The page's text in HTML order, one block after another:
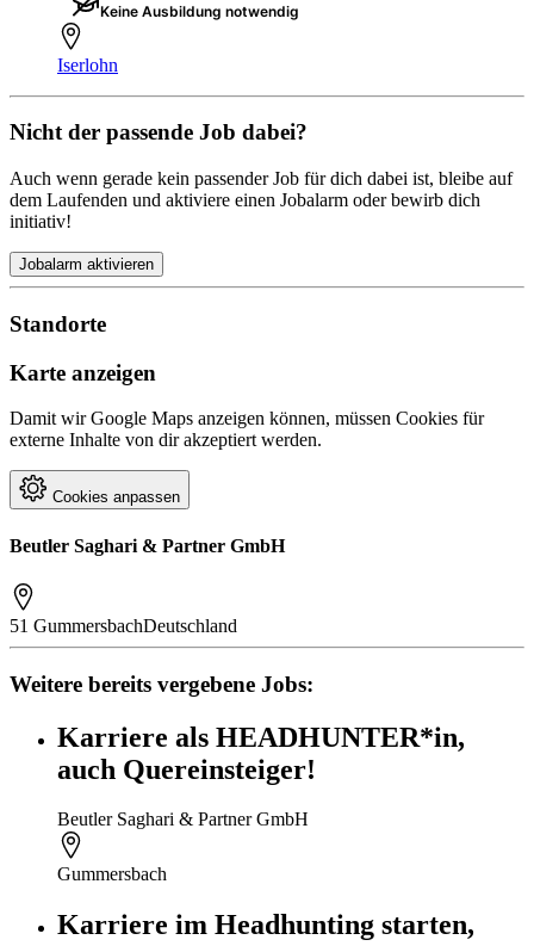
Keine Ausbildung notwendig
Iserlohn
Nicht der passende Job dabei?
Auch wenn gerade kein passender Job für dich dabei ist, bleibe auf
dem Laufenden und aktiviere einen Jobalarm oder bewirb dich
initiativ!
Jobalarm aktivieren
Standorte
Karte anzeigen
Damit wir Google Maps anzeigen können, müssen Cookies für
externe Inhalte von dir akzeptiert werden.
Cookies anpassen
Beutler Saghari & Partner GmbH
51 GummersbachDeutschland
Weitere bereits vergebene Jobs:
Karriere als HEADHUNTER*in,
auch Quereinsteiger!
Beutler Saghari & Partner GmbH
Gummersbach
Karriere im Headhunting starten,